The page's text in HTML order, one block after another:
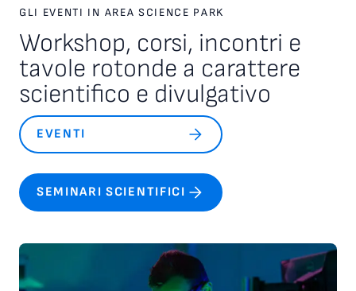
GLI EVENTI IN AREA SCIENCE PARK
Workshop, corsi, incontri e
tavole rotonde a carattere
scientifico e divulgativo
EVENTI
SEMINARI SCIENTIFICI